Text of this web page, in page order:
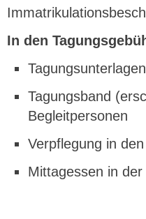
In den
Tagungsunterlagen
Tagungsband
Begleitpersonen
Verpflegung in
Mittagessen in